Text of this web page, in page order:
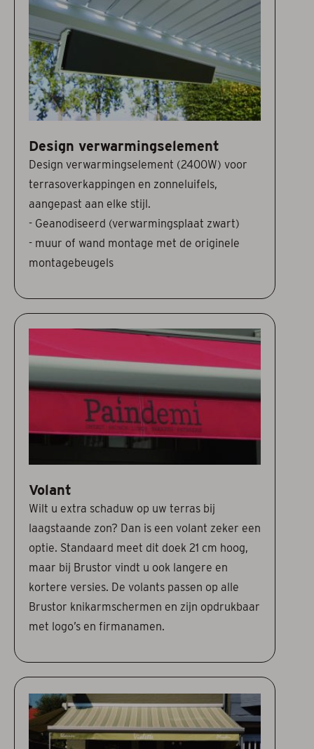
Design verwarmingselement
Design verwarmingselement (2400W) voor
terrasoverkappingen en zonneluifels,
aangepast aan elke stijl.
- Geanodiseerd (verwarmingsplaat zwart)
- muur of wand montage met de originele
montagebeugels
Volant
Wilt u extra schaduw op uw terras bij
laagstaande zon? Dan is een volant zeker een
optie. Standaard meet dit doek 21 cm hoog,
maar bij Brustor vindt u ook langere en
kortere versies. De volants passen op alle
Brustor knikarmschermen en zijn opdrukbaar
met logo’s en firmanamen.